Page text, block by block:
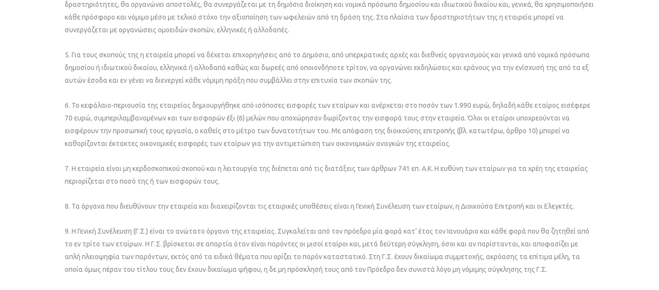
δραστηριότητες, θα οργανώνει αποστολές, θα συνεργάζεται με τη δημόσια διοίκηση και νομικά πρόσωπα δημοσίου και ιδιωτικού δικαίου και, γενικά, θα χρησιμοποιήσει
κάθε πρόσφορο και νόμιμο μέσο με τελικό στόχο την αξιοποίηση των ωφελειών από τη δράση της. Στα πλαίσια των δραστηριοτήτων της η εταιρεία μπορεί να
συνεργάζεται με οργανώσεις ομοειδών σκοπών, ελληνικές ή αλλοδαπές.
5. Για τους σκοπούς της η εταιρεία μπορεί να δέχεται επιχορηγήσεις από το Δημόσιο, από υπερκρατικές αρχές και διεθνείς οργανισμούς και γενικά από νομικά πρόσωπα
δημοσίου ή ιδιωτικού δικαίου, ελληνικά ή αλλοδαπά καθώς και δωρεές από οποιονδήποτε τρίτον, να οργανώνει εκδηλώσεις και εράνους για την ενίσχυσή της από τα εξ
αυτών έσοδα και εν γένει να διενεργεί κάθε νόμιμη πράξη που συμβάλλει στην επιτυχία των σκοπών της.
6. Το κεφάλαιο-περιουσία της εταιρείας δημιουργήθηκε από ισόποσες εισφορές των εταίρων και ανέρχεται στο ποσόν των 1.990 ευρώ, δηλαδή κάθε εταίρος εισέφερε
70 ευρώ, συμπεριλαμβανομένων και των εισφορών έξι (6) μελών που αποχώρησαν δωρίζοντας την εισφορά τους στην εταιρεία. Όλοι οι εταίροι υποχρεούνται να
εισφέρουν την προσωπική τους εργασία, ο καθείς στο μέτρο των δυνατοτήτων του. Με απόφαση της διοικούσης επιτροπής (βλ. κατωτέρω, άρθρο 10) μπορεί να
καθορίζονται έκτακτες οικονομικές εισφορές των εταίρων για την αντιμετώπιση των οικονομικών αναγκών της εταιρείας.
7. Η εταιρεία είναι μη κερδοσκοπικού σκοπού και η λειτουργία της διέπεται από τις διατάξεις των άρθρων 741 επ. Α.Κ. Η ευθύνη των εταίρων για τα χρέη της εταιρείας
περιορίζεται στο ποσό της ή των εισφορών τους.
8. Τα όργανα που διευθύνουν την εταιρεία και διαχειρίζονται τις εταιρικές υποθέσεις είναι η Γενική Συνέλευση των εταίρων, η Διοικούσα Επιτροπή και οι Ελεγκτές.
9. Η Γενική Συνέλευση (Γ.Σ.) είναι το ανώτατο όργανο της εταιρείας. Συγκαλείται από τον πρόεδρο μία φορά κατ’ έτος τον Ιανουάριο και κάθε φορά που θα ζητηθεί από
το εν τρίτο των εταίρων. Η Γ.Σ. βρίσκεται σε απαρτία όταν είναι παρόντες οι μισοί εταίροι και, μετά δεύτερη σύγκληση, όσοι και αν παρίστανται, και αποφασίζει με
απλή πλειοψηφία των παρόντων, εκτός από τα ειδικά θέματα που ορίζει το παρόν καταστατικό. Στη Γ.Σ. έχουν δικαίωμα συμμετοχής, ακρόασης τα επίτιμα μέλη, τα
οποία όμως πέραν του τίτλου τους δεν έχουν δικαίωμα ψήφου, η δε μη πρόσκλησή τους από τον Πρόεδρο δεν συνιστά λόγο μη νόμιμης σύγκλησης της Γ.Σ.